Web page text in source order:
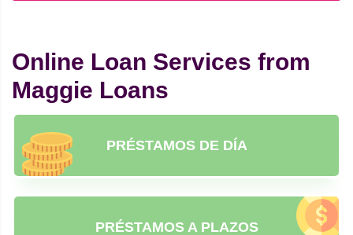
Online Loan Services from
Maggie Loans
PRÉSTAMOS DE DÍA
PRÉSTAMOS A PLAZOS